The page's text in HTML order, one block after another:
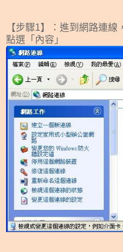
【步驟1】：進到網路連線
點選「內容」